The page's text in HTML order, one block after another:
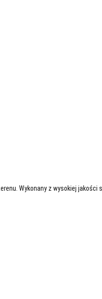
Wykonany z wysokiej jakości